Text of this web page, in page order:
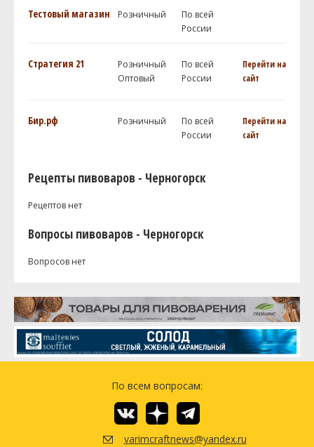
Тестовый магазин Розничный
По всей
России
Стратегия 21
Розничный
Оптовый
По всей
России
Перейти на
сайт
Бир.рф Розничный
По всей
России
Перейти на
сайт
Рецепты пивоваров - Черногорск
Рецептов нет
Вопросы пивоваров - Черногорск
Вопросов нет
По всем вопросам:
varimcraftnews@yandex.ru